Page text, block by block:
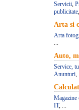
Servicii,
publicitate,
Arta si
Arta
...
Auto,
Service,
Anunturi,
Magazine
IT, ...